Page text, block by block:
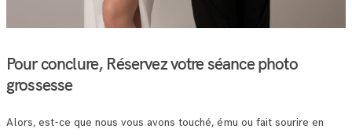
Pour conclure, Réservez votre séance photo
grossesse
Alors, est-ce que nous vous avons touché, ému ou fait sourire en